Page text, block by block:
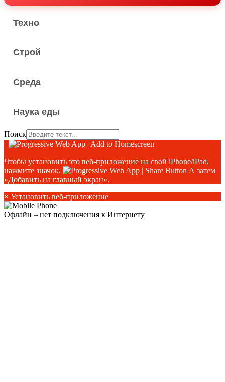
Техно
Строй
Среда
Наука еды
Поиск
×
Чтобы установить это веб-приложение на свой iPhone/iPad,
нажмите значок.
А затем
«Добавить на главный экран».
× Установить веб-приложение
Офлайн – нет подключения к Интернету